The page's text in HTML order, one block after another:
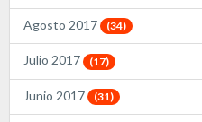
Agosto 2017 (34)
Julio 2017 (17)
Junio 2017 (31)